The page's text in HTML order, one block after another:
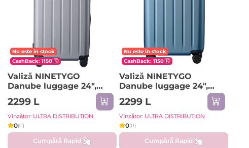
Nu este în stock
CashBack: 1150
Valiză NINETYGO
Danube luggage 24",
62L, Grey
2299 L
Vînzător: ULTRA DISTRIBUTION
0(0)
Cumpără Rapid
Nu este în stock
CashBack: 1150
Valiză NINETYGO
Danube luggage 24",
62L, Albastru
2299 L
Vînzător: ULTRA DISTRIBUTION
0(0)
Cumpără Rapid